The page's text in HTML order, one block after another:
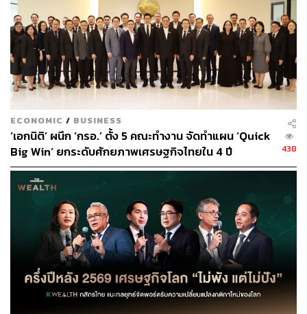
ใน 4Q66 คาดการณ์กำไรปกติว่าจะลดลง เพราะ GRM เฉลี่ย
ใน 4Q66TD ลดลง 59%QoQ สืบเนื่องมาจากความกังวลของ
ตลาดเกี่ยวกับโควตาส่งออกมากขึ้นของจีนและอุปสงค์น้ำมัน
เบนซินที่ลดลงหลังสิ้นสุดฤดูร้อน InnovestX Research คาด
ว่า GRM จะฟื้นตัวอย่างค่อยเป็นค่อยไปในช่วงที่เหลือของปีนี้
โดยได้แรงหนุนจากอุปสงค์ผลิตภัณฑ์ Middle Distillates ที่สูง
ขึ้น และการฟื้นตัวของ Crack Spread น้ำมันเบนซินภายหลัง
มีข้อบ่งชี้ว่า รัฐบาลจีนจะไม่ออกโควตาใหม่สำหรับการส่ง
ออกผลิตภัณฑ์น้ำมันสะอาดและการนำเข้าน้ำมันดิบในปีนี้
ปัจจัยเสี่ยงต่อกำไร 4Q66 คือ ราคาน้ำมันที่ผันผวน ซึ่งอาจ
ทำให้เกิดการขาดทุนสต๊อกน้ำมัน
แม้จะคาดว่าผลประกอบการจะอ่อนตัวลง QoQ โดยมีสาเหตุ
มาจาก GRM ที่อ่อนแอลงและผลกระทบที่ลดลงจากกำไร /
ขาดทุนสต๊อก แต่เชื่อว่ากำไรปี 2566 ยังมีแนวโน้ม Upside
อยู่บ้าง โดยยังคงประมาณการกำไรสุทธิปี 2566 ไว้ที่ 1.7
หมื่นล้านบาท ลดลง 50%YoY
ECONOMIC / BUSINESS
‘เอกนิติ’ ผนึก ‘กรอ.’ ตั้ง 5 คณะทำงาน จัดทำแผน ‘Quick
Big Win’ ยกระดับศักยภาพเศรษฐกิจไทยใน 4 ปี
438